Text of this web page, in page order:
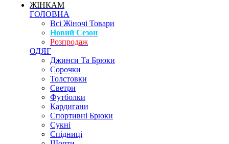
ЖІНКАМ
ГОЛОВНА
Всі Жіночі Товари
Новий Сезон
Розпродаж
ОДЯГ
Джинси Та Брюки
Сорочки
Толстовки
Светри
Футболки
Кардигани
Спортивні Брюки
Сукні
Спідниці